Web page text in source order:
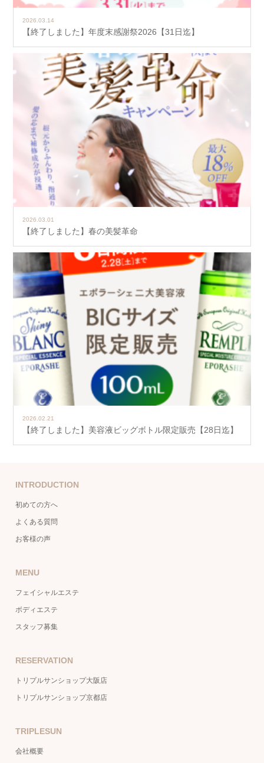
2026.03.14
【終了しました】年度末感謝祭2026【31日迄】
2026.03.01
【終了しました】春の美髪革命
2026.02.21
【終了しました】美容液ビッグボトル限定販売【28日迄】
INTRODUCTION
初めての方へ
よくある質問
お客様の声
MENU
フェイシャルエステ
ボディエステ
スタッフ募集
RESERVATION
トリプルサンショップ大阪店
トリプルサンショップ京都店
TRIPLESUN
会社概要